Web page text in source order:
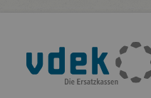
Fußleisten-
Navigation